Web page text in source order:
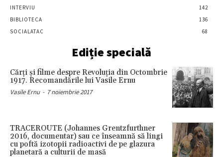
INTERVIU
142
BIBLIOTECA
136
SOCIALATAC
68
Ediție specială
Cărţi şi filme despre Revoluţia din Octombrie
1917. Recomandările lui Vasile Ernu
Vasile Ernu - 7 noiembrie 2017
TRACEROUTE (Johannes Grentzfurthner
2016, documentar) sau ce înseamnă să lingi
cu poftă izotopii radioactivi de pe glazura
planetară a culturii de masă